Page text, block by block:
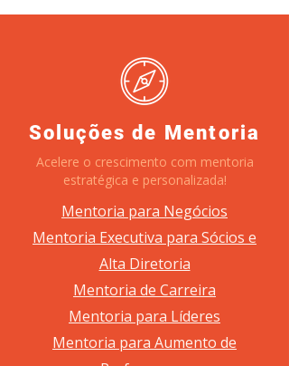
Soluções de Mentoria
Acelere o crescimento com mentoria
estratégica e personalizada!
Mentoria para Negócios
Mentoria Executiva para Sócios e
Alta Diretoria
Mentoria de Carreira
Mentoria para Líderes
Mentoria para Aumento de